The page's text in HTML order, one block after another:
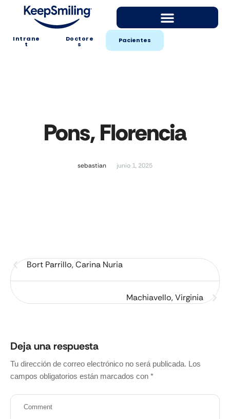
Intrane
t
Doctore
s Pacientes
Pons, Florencia
sebastian junio 1, 2025
Bort Parrillo, Carina Nuria
Machiavello, Virginia
Deja una respuesta
Tu dirección de correo electrónico no será publicada. Los
campos obligatorios están marcados con *